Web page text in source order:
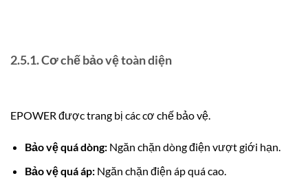
2.5.1. Cơ chế bảo vệ toàn diện
EPOWER được trang bị các cơ chế bảo vệ.
Bảo vệ quá dòng:Ngăn chặn dòng điện vượt giới hạn.
Bảo vệ quá áp:Ngăn chặn điện áp quá cao.